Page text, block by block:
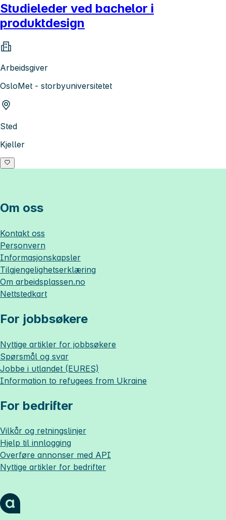
Studieleder ved bachelor i
produktdesign
Arbeidsgiver
OsloMet - storbyuniversitetet
Sted
Kjeller
Om oss
Kontakt oss
Personvern
Informasjonskapsler
Tilgjengelighetserklæring
Om arbeidsplassen.no
Nettstedkart
For jobbsøkere
Nyttige artikler for jobbsøkere
Spørsmål og svar
Jobbe i utlandet (EURES)
Information to refugees from Ukraine
For bedrifter
Vilkår og retningslinjer
Hjelp til innlogging
Overføre annonser med API
Nyttige artikler for bedrifter